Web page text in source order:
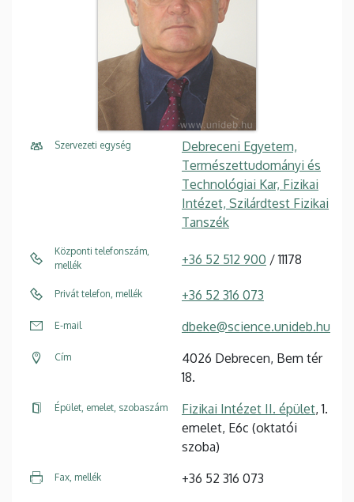
Szervezeti egység
Debreceni Egyetem,
Természettudományi és
Technológiai Kar, Fizikai
Intézet, Szilárdtest Fizikai
Tanszék
Központi telefonszám,
mellék
+36 52 512 900 / 11178
Privát telefon, mellék +36 52 316 073
E-mail dbeke@science.unideb.hu
Cím
4026 Debrecen, Bem tér
18.
Épület, emelet, szobaszám Fizikai Intézet II. épület, 1.
emelet, E6c (oktatói
szoba)
Fax, mellék +36 52 316 073